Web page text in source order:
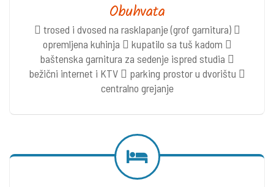
Obuhvata
 trosed i dvosed na rasklapanje (grof garnitura) 
opremljena kuhinja  kupatilo sa tuš kadom 
baštenska garnitura za sedenje ispred studia 
bežični internet i KTV  parking prostor u dvorištu 
centralno grejanje